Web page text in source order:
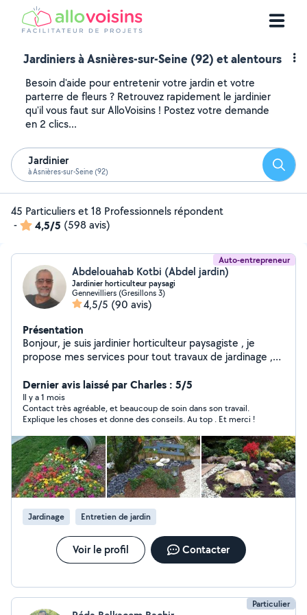
Jardiniers à Asnières-sur-Seine (92) et alentours
Besoin d'aide pour entretenir votre jardin et votre
parterre de fleurs ? Retrouvez rapidement le jardinier
qu'il vous faut sur AlloVoisins ! Postez votre demande
en 2 clics...
Jardinier
à Asnières-sur-Seine (92)
45 Particuliers et 18 Professionnels répondent
-
4,5/5 (598 avis)
Auto-entrepreneur
Abdelouahab Kotbi (Abdel jardin)
Jardinier horticulteur paysagi
Gennevilliers (Gresillons 3)
4,5/5 (90 avis)
Présentation
Bonjour, je suis jardinier horticulteur paysagiste , je
propose mes services pour tout travaux de jardinage ,
apporté au plantes , fertilisation des sols , possède tout
le matériel
Dernier avis laissé par Charles : 5/5
Il y a 1 mois
Contact très agréable, et beaucoup de soin dans son travail.
Explique les choses et donne des conseils. Au top . Et merci !
Jardinage Entretien de jardin
Voir le profil Contacter
Particulier